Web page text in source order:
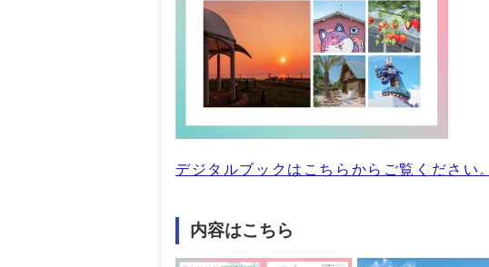
デジタルブックはこちらからご覧ください。
内容はこちら